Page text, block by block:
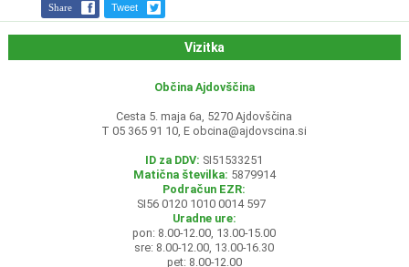
Share Tweet
Vizitka
Občina Ajdovščina
Cesta 5. maja 6a, 5270 Ajdovščina
T 05 365 91 10, E obcina@ajdovscina.si
ID za DDV: SI51533251
Matična številka: 5879914
Podračun EZR:
SI56 0120 1010 0014 597
Uradne ure:
pon: 8.00-12.00, 13.00-15.00
sre: 8.00-12.00, 13.00-16.30
pet: 8.00-12.00